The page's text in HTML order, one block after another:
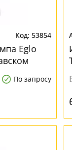
53854
Eglo
По запросу